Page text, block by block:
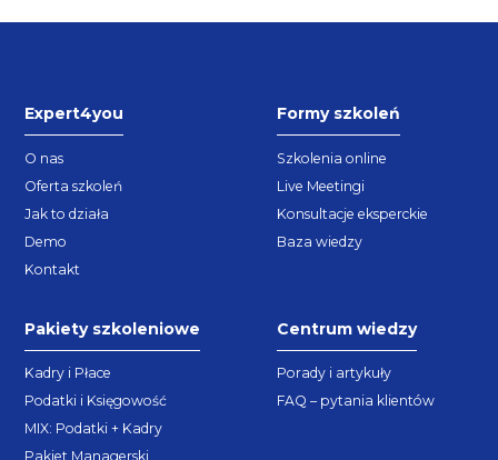
Expert4you
O nas
Oferta szkoleń
Jak to działa
Demo
Kontakt
Formy szkoleń
Szkolenia online
Live Meetingi
Konsultacje eksperckie
Baza wiedzy
Pakiety szkoleniowe
Kadry i Płace
Podatki i Księgowość
MIX: Podatki + Kadry
Pakiet Managerski
Centrum wiedzy
Porady i artykuły
FAQ – pytania klientów